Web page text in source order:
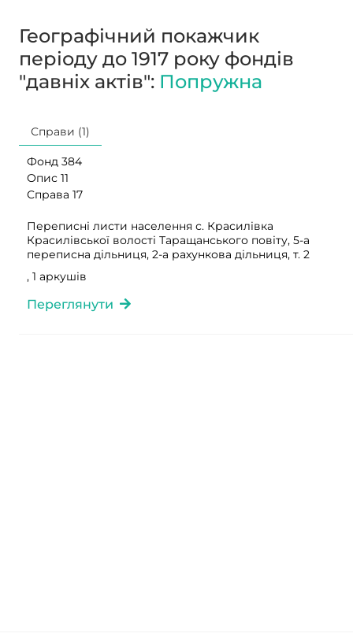
Географічний покажчик
періоду до 1917 року фондів
"давніх актів": Попружна
Справи (1)
Фонд 384
Опис 11
Справа 17
Переписні листи населення с. Красилівка
Красилівської волості Таращанського повіту, 5-а
переписна дільниця, 2-а рахункова дільниця, т. 2
, 1 аркушів
Переглянути